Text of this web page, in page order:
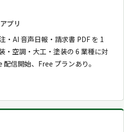
プリ
・AI 音声日報・請求書 PDF を 1
・空調・大工・塗装の 6 業種に対
信開始、Free プランあり。